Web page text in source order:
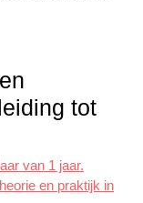
tot
van 1 jaar.
en praktijk in